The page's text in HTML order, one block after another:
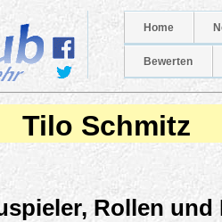
Home
Bewerten
Tilo Schmitz
Rollen und